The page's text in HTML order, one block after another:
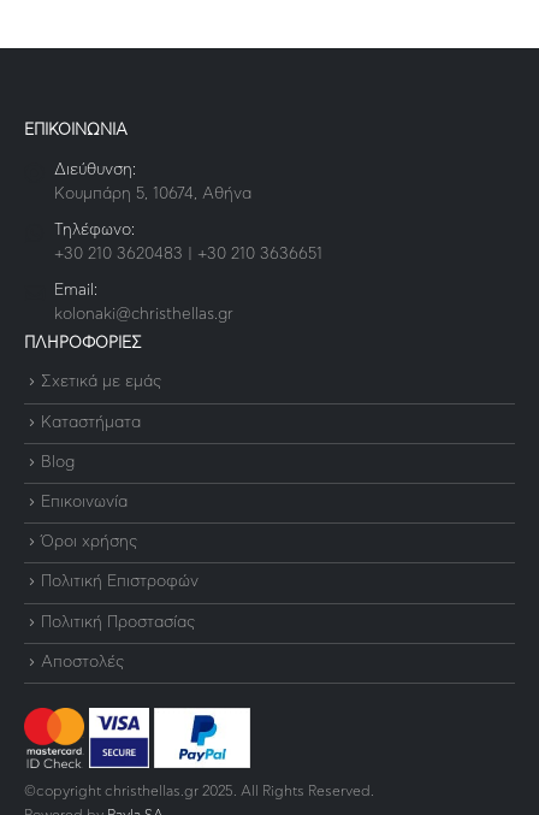
ΕΠΙΚΟΙΝΩΝΙΑ
Διεύθυνση:
Κουμπάρη 5, 10674, Αθήνα
Τηλέφωνο:
+30 210 3620483 | +30 210 3636651
Email:
kolonaki@christhellas.gr
ΠΛΗΡΟΦΟΡΙΕΣ
Σχετικά με εμάς
Καταστήματα
Blog
Επικοινωνία
Όροι χρήσης
Πολιτική Επιστροφών
Πολιτική Προστασίας
Αποστολές
©copyright christhellas.gr 2025. All Rights Reserved.